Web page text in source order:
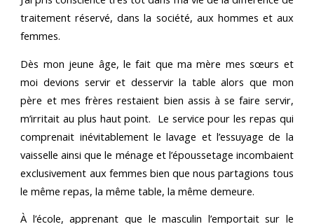
traitement réservé, dans la société, aux hommes et aux
femmes.
Dès mon jeune âge, le fait que ma mère mes sœurs et
moi devions servir et desservir la table alors que mon
père et mes frères restaient bien assis à se faire servir,
m’irritait au plus haut point. Le service pour les repas qui
comprenait inévitablement le lavage et l’essuyage de la
vaisselle ainsi que le ménage et l’époussetage incombaient
exclusivement aux femmes bien que nous partagions tous
le même repas, la même table, la même demeure.
À l’école, apprenant que le masculin l’emportait sur le